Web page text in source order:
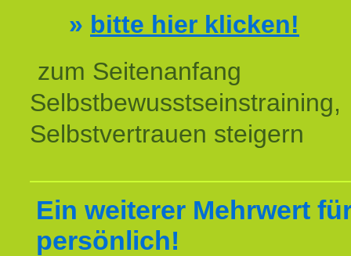
» bitte hier klicken!
zum Seitenanfang
Selbstbewusstseinstraining,
Selbstvertrauen steigern
Ein weiterer Mehrwert
persönlich!